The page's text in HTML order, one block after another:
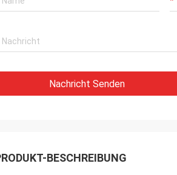
Nachricht Senden
BESCHREIBUNG